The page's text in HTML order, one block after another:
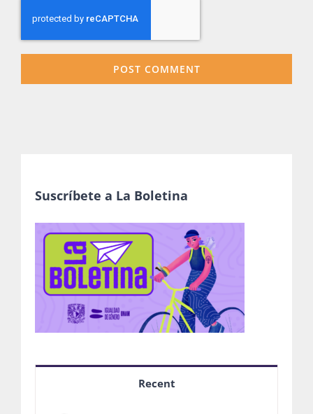
Suscríbete a La Boletina
Recent